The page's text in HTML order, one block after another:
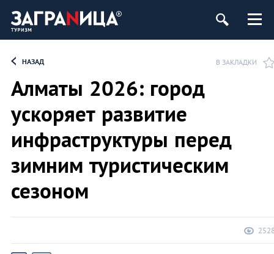
НАЗАД В ЗАКЛАДКИ
Алматы 2026: город
ускоряет развитие
инфраструктуры перед
зимним туристическим
сезоном